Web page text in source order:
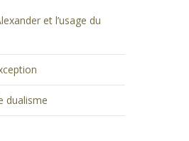
et l’usage du
dualisme